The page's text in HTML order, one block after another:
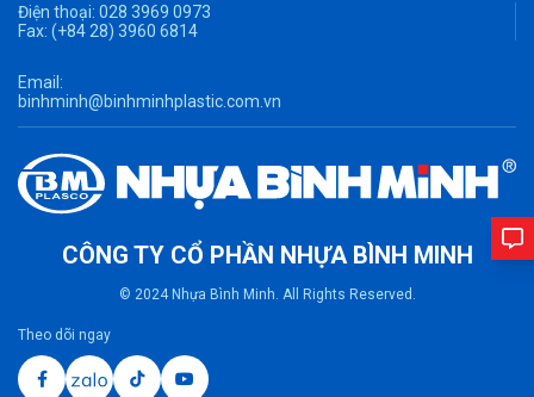
Điện thoại: 028 3969 0973
Fax: (+84 28) 3960 6814
Email:
binhminh@binhminhplastic.com.vn
CÔNG TY CỔ PHẦN NHỰA BÌNH MINH
© 2024 Nhựa Bình Minh. All Rights Reserved.
Theo dõi ngay